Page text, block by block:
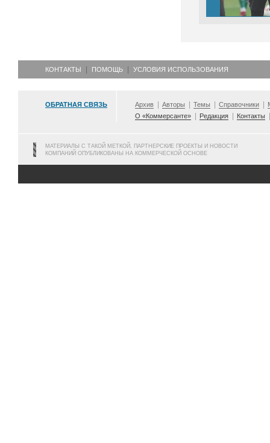
КОНТАКТЫ ПОМОЩЬ УСЛОВИЯ ИСПОЛЬЗОВАНИЯ
ОБРАТНАЯ СВЯЗЬ Архив Авторы Темы Справочники
О «Коммерсанте»
Редакция Контакты
МАТЕРИАЛЫ С ТАКОЙ МЕТКОЙ, ПАРТНЕРСКИЕ ПРОЕКТЫ И НОВОСТИ
КОМПАНИЙ ОПУБЛИКОВАНЫ НА КОММЕРЧЕСКОЙ ОСНОВЕ